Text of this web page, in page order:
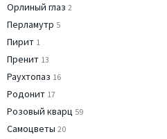
Орлиный глаз 2
Перламутр 5
Пирит 1
Пренит 13
Раухтопаз 16
Родонит 17
Розовый кварц 59
Самоцветы 20